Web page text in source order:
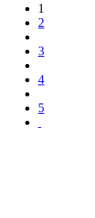
1
2
3
4
5